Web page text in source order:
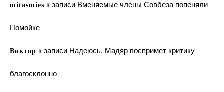
mitasmies к записи Вменяемые члены Совбеза попеняли
Помойке
Виктор к записи Надеюсь, Мадяр воспримет критику
благосклонно